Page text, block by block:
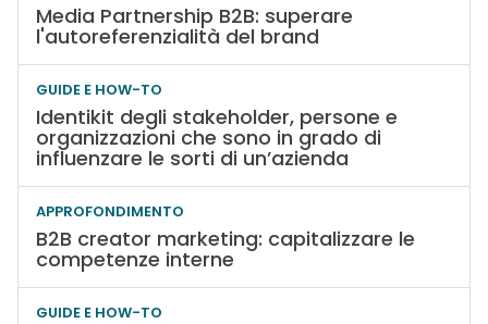
Media Partnership B2B: superare
l'autoreferenzialità del brand
GUIDE E HOW-TO
Identikit degli stakeholder, persone e
organizzazioni che sono in grado di
influenzare le sorti di un’azienda
APPROFONDIMENTO
B2B creator marketing: capitalizzare le
competenze interne
GUIDE E HOW-TO